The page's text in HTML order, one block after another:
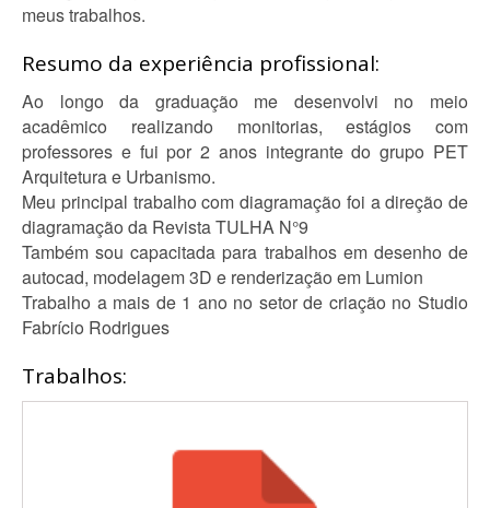
meus trabalhos.
Resumo da experiência profissional:
Ao longo da graduação me desenvolvi no meio
acadêmico realizando monitorias, estágios com
professores e fui por 2 anos integrante do grupo PET
Arquitetura e Urbanismo.
Meu principal trabalho com diagramação foi a direção de
diagramação da Revista TULHA N°9
Também sou capacitada para trabalhos em desenho de
autocad, modelagem 3D e renderização em Lumion
Trabalho a mais de 1 ano no setor de criação no Studio
Fabrício Rodrigues
Trabalhos: